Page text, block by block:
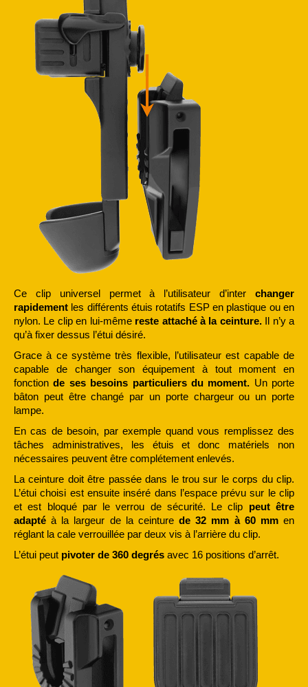
Ce clip universel permet à l’utilisateur d’interchanger
rapidement les différents étuis rotatifs ESP en plastique ou en
nylon. Le clip en lui-même reste attaché à la ceinture.Il n’y a
qu’à fixer dessus l’étui désiré.
Grace à ce système très flexible, l’utilisateur est capable de
capable de changer son équipement à tout moment en
fonctionde ses besoins particuliers du moment. Un porte
bâton peut être changé par un porte chargeur ou un porte
lampe.
En cas de besoin, par exemple quand vous remplissez des
tâches administratives, les étuis et donc matériels non
nécessaires peuvent être complétement enlevés.
La ceinture doit être passée dans le trou sur le corps du clip.
L’étui choisi est ensuite inséré dans l’espace prévu sur le clip
et est bloqué par le verrou de sécurité. Le clip peut être
adapté à la largeur de la ceinturede 32 mm à 60 mmen
réglant la cale verrouillée par deux vis à l’arrière du clip.
L’étui peut pivoter de 360 degrés avec 16 positions d’arrêt.